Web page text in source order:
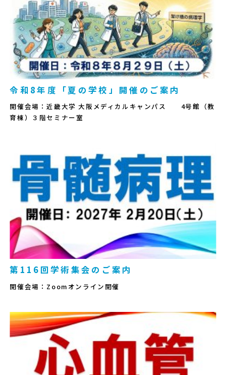
令和8年度「夏の学校」開催のご案内
開催会場：近畿大学 大阪メディカルキャンパス 4号館（教
育棟）３階セミナー室
第116回学術集会のご案内
開催会場：Zoomオンライン開催